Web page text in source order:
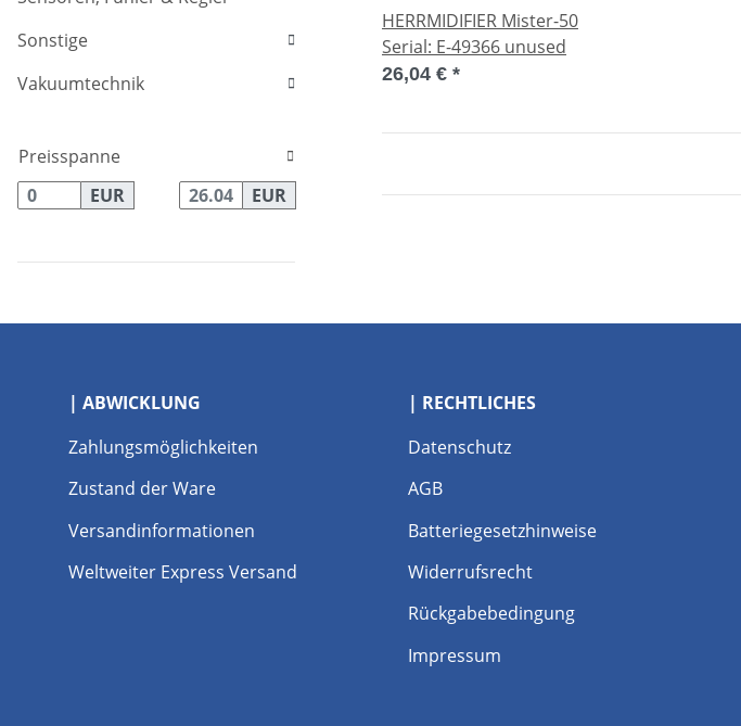
HERRMIDIFIER Mister-50
Serial: E-49366 unused
26,04 € *
Sonstige
Vakuumtechnik
Preisspanne
EUR
EUR
| ABWICKLUNG
Zahlungsmöglichkeiten
Zustand der Ware
Versandinformationen
Weltweiter Express Versand
| RECHTLICHES
Datenschutz
AGB
Batteriegesetzhinweise
Widerrufsrecht
Rückgabebedingung
Impressum